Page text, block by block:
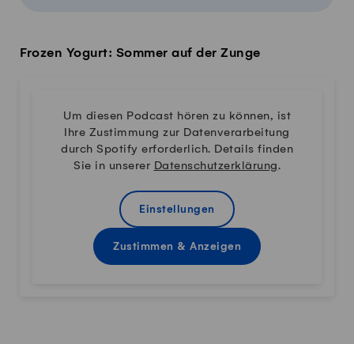
Frozen Yogurt: Sommer auf der Zunge
Um diesen Podcast hören zu können, ist
Ihre Zustimmung zur Datenverarbeitung
durch Spotify erforderlich. Details finden
Sie in unserer Datenschutzerklärung.
Einstellungen
Zustimmen & Anzeigen